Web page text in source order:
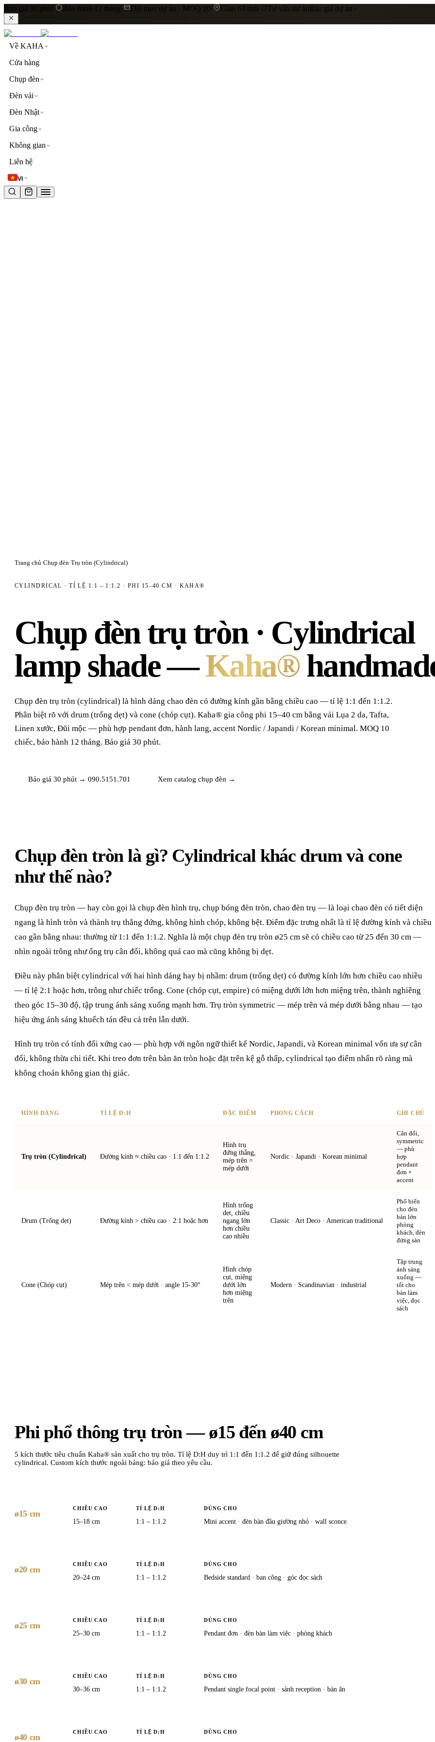
Báo giá 30 phút · Bảo hành 12 tháng · Đặt theo dự án · MOQ 10· Giao 63 tỉnh· Tư vấn dự ánBáo giá dự án
Về KAHA
Cửa hàng
Chụp đèn
Đèn vải
Đèn Nhật
Gia công
Không gian
Liên hệ
VI
LIÊN KẾT NHANH
đèn thả trần
Trang chủ·Chụp đèn·Trụ tròn (Cylindrical)
CYLINDRICAL · TỈ LỆ 1:1 – 1:1.2 · PHI 15–40 CM · KAHA®
Chụp đèn trụ tròn · Cylindrical
lamp shade — Kaha®
Chụp đèn trụ tròn (cylindrical) là hình dáng chao đèn có đường kính gần bằng chiều cao — tỉ lệ 1:1 đến 1:1.2.
Phân biệt rõ với drum (trống dẹt) và cone (chóp cụt). Kaha® gia công phi 15–40 cm bằng vải Lụa 2 da, Tafta,
Linen xước, Đũi mộc — phù hợp pendant đơn, hành lang, accent Nordic / Japandi / Korean minimal. MOQ 10
chiếc, bảo hành 12 tháng. Báo giá 30 phút.
Báo giá 30 phút → 090.5151.701 Xem catalog chụp đèn →
Chụp đèn tròn là gì? Cylindrical khác drum và cone
như thế nào?
Chụp đèn trụ tròn — hay còn gọi là chụp đèn hình trụ, chụp bóng đèn tròn, chao đèn trụ — là loại chao đèn có tiết diện
ngang là hình tròn và thành trụ thẳng đứng, không hình chóp, không bệt. Điểm đặc trưng nhất là tỉ lệ đường kính và chiều
cao gần bằng nhau: thường từ 1:1 đến 1:1.2. Nghĩa là một chụp đèn trụ tròn ø25 cm sẽ có chiều cao từ 25 đến 30 cm —
nhìn ngoài trông như ống trụ cân đối, không quá cao mà cũng không bị dẹt.
Điều này phân biệt cylindrical với hai hình dáng hay bị nhầm: drum (trống dẹt) có đường kính lớn hơn chiều cao nhiều
— tỉ lệ 2:1 hoặc hơn, trông như chiếc trống. Cone (chóp cụt, empire) có miệng dưới lớn hơn miệng trên, thành nghiêng
theo góc 15–30 độ, tập trung ánh sáng xuống mạnh hơn. Trụ tròn symmetric — mép trên và mép dưới bằng nhau — tạo
hiệu ứng ánh sáng khuếch tán đều cả trên lẫn dưới.
Hình trụ tròn có tính đối xứng cao — phù hợp với ngôn ngữ thiết kế Nordic, Japandi, và Korean minimal vốn ưa sự cân
đối, không thừa chi tiết. Khi treo đơn trên bàn ăn tròn hoặc đặt trên kệ gỗ thấp, cylindrical tạo điểm nhấn rõ ràng mà
không choán không gian thị giác.
HÌNH DÁNG TỈ LỆ D:H ĐẶC ĐIỂM PHONG CÁCH GHI CHÚ
Trụ tròn (Cylindrical) Đường kính ≈ chiều cao · 1:1 đến 1:1.2
Hình trụ
đứng thẳng,
mép trên =
mép dưới
Nordic · Japandi · Korean minimal
Cân đối,
symmetric
— phù
hợp
pendant
đơn +
accent
Drum (Trống dẹt) Đường kính > chiều cao · 2:1 hoặc hơn
Hình trống
dẹt, chiều
ngang lớn
hơn chiều
cao nhiều
Classic · Art Deco · American traditional
Phổ biến
cho đèn
bàn lớn
phòng
khách, đèn
đứng sàn
Cone (Chóp cụt) Mép trên < mép dưới · angle 15-30°
Hình chóp
cụt, miệng
dưới lớn
hơn miệng
trên
Modern · Scandinavian · industrial
Tập trung
ánh sáng
xuống —
tốt cho
bàn làm
việc, đọc
sách
Phi phổ thông trụ tròn — ø15 đến ø40 cm
5 kích thước tiêu chuẩn Kaha® sản xuất cho trụ tròn. Tỉ lệ D:H duy trì 1:1 đến 1:1.2 để giữ đúng silhouette
cylindrical. Custom kích thước ngoài bảng: báo giá theo yêu cầu.
ø15 cm
CHIỀU CAO
15–18 cm
TỈ LỆ D:H
1:1 – 1:1.2
DÙNG CHO
Mini accent · đèn bàn đầu giường nhỏ · wall sconce
ø20 cm
CHIỀU CAO
20–24 cm
TỈ LỆ D:H
1:1 – 1:1.2
DÙNG CHO
Bedside standard · ban công · góc đọc sách
ø25 cm
CHIỀU CAO
25–30 cm
TỈ LỆ D:H
1:1 – 1:1.2
DÙNG CHO
Pendant đơn · đèn bàn làm việc · phòng khách
ø30 cm
CHIỀU CAO
30–36 cm
TỈ LỆ D:H
1:1 – 1:1.2
DÙNG CHO
Pendant single focal point · sảnh reception · bàn ăn
ø40 cm
CHIỀU CAO TỈ LỆ D:H DÙNG CHO